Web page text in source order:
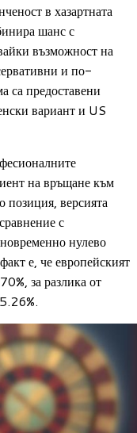
в хазартната
шанс с
възможност на
и по-
са предоставени
вариант и US
на връщане към
позиция, версията
с
нулево
е, че европейският
за разлика от